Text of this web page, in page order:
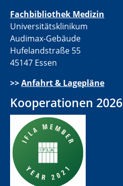
Fachbibliothek Medizin
Universitätsklinikum
Audimax-Gebäude
Hufelandstraße 55
45147 Essen
>>Anfahrt & Lagepläne
Kooperationen 2026